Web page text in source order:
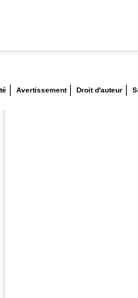
Avertissement Droit d'auteur